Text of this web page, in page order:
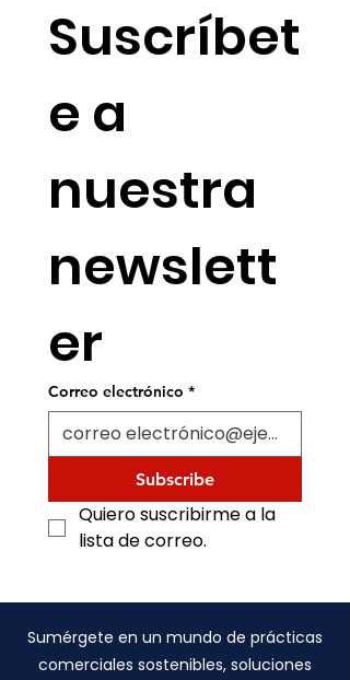
Suscríbet
e a
nuestra
newslett
er
Correo electrónico *
Subscribe
Quiero suscribirme a la
lista de correo.
Sumérgete en un mundo de prácticas
comerciales sostenibles, soluciones